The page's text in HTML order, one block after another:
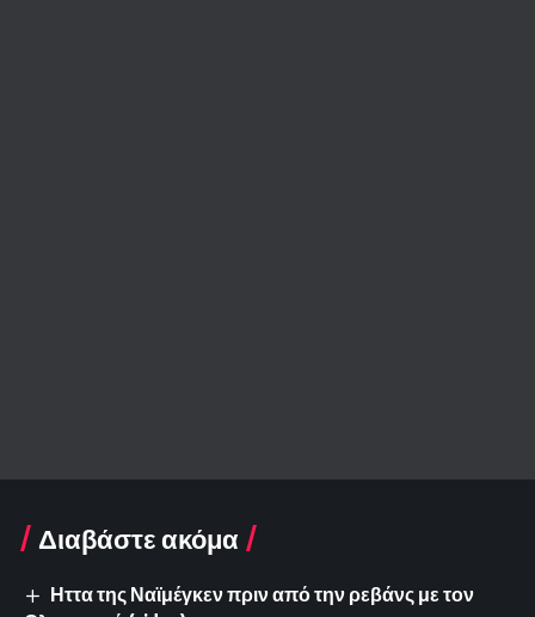
Διαβάστε ακόμα
Ηττα της Ναϊμέγκεν πριν από την ρεβάνς με τον